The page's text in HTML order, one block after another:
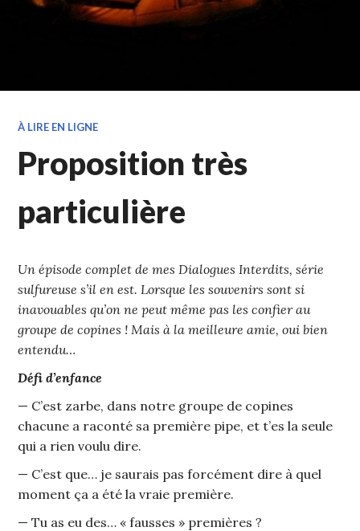
À LIRE EN LIGNE
Proposition très
particulière
Un épisode complet de mes Dialogues Interdits, série
sulfureuse s’il en est. Lorsque les souvenirs sont si
inavouables qu’on ne peut même pas les confier au
groupe de copines ! Mais à la meilleure amie, oui bien
entendu…
Défi d’enfance
— C’est zarbe, dans notre groupe de copines
chacune a raconté sa première pipe, et t’es la seule
qui a rien voulu dire.
— C’est que… je saurais pas forcément dire à quel
moment ça a été la vraie première.
— Tu as eu des… « fausses » premières ?